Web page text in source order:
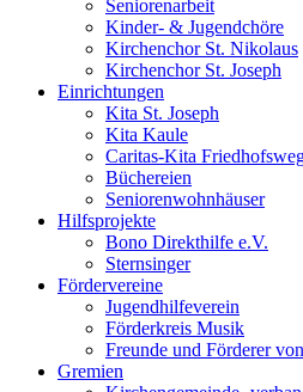
Seniorenarbeit
Kinder- & Jugendchöre
Kirchenchor St. Nikolaus
Kirchenchor St. Joseph
Einrichtungen
Kita St. Joseph
Kita Kaule
Caritas-Kita
Büchereien
Seniorenwohnhäuser
Hilfsprojekte
Bono Direkthilfe e.V.
Sternsinger
Fördervereine
Jugendhilfeverein
Förderkreis Musik
Freunde und Förderer
Gremien